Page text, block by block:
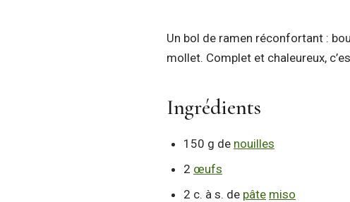
Un bol de ramen réconfortant :
mollet. Complet et chaleureux,
Ingrédients
150 g de nouilles
2 œufs
2 c. à s. de pâte miso